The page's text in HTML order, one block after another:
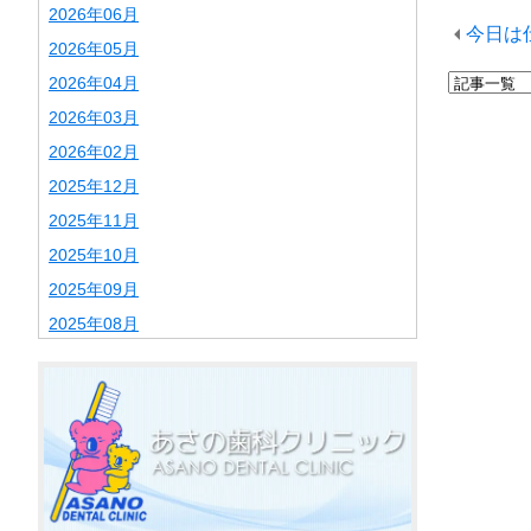
今日は
2026年06月
2026年05月
2026年04月
2026年03月
2026年02月
2025年12月
2025年11月
2025年10月
2025年09月
2025年08月
2025年06月
2025年02月
2025年01月
2024年12月